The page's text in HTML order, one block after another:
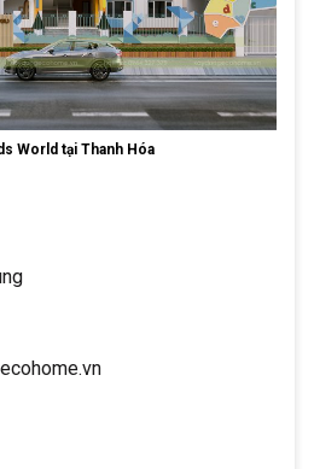
World tại Thanh Hóa